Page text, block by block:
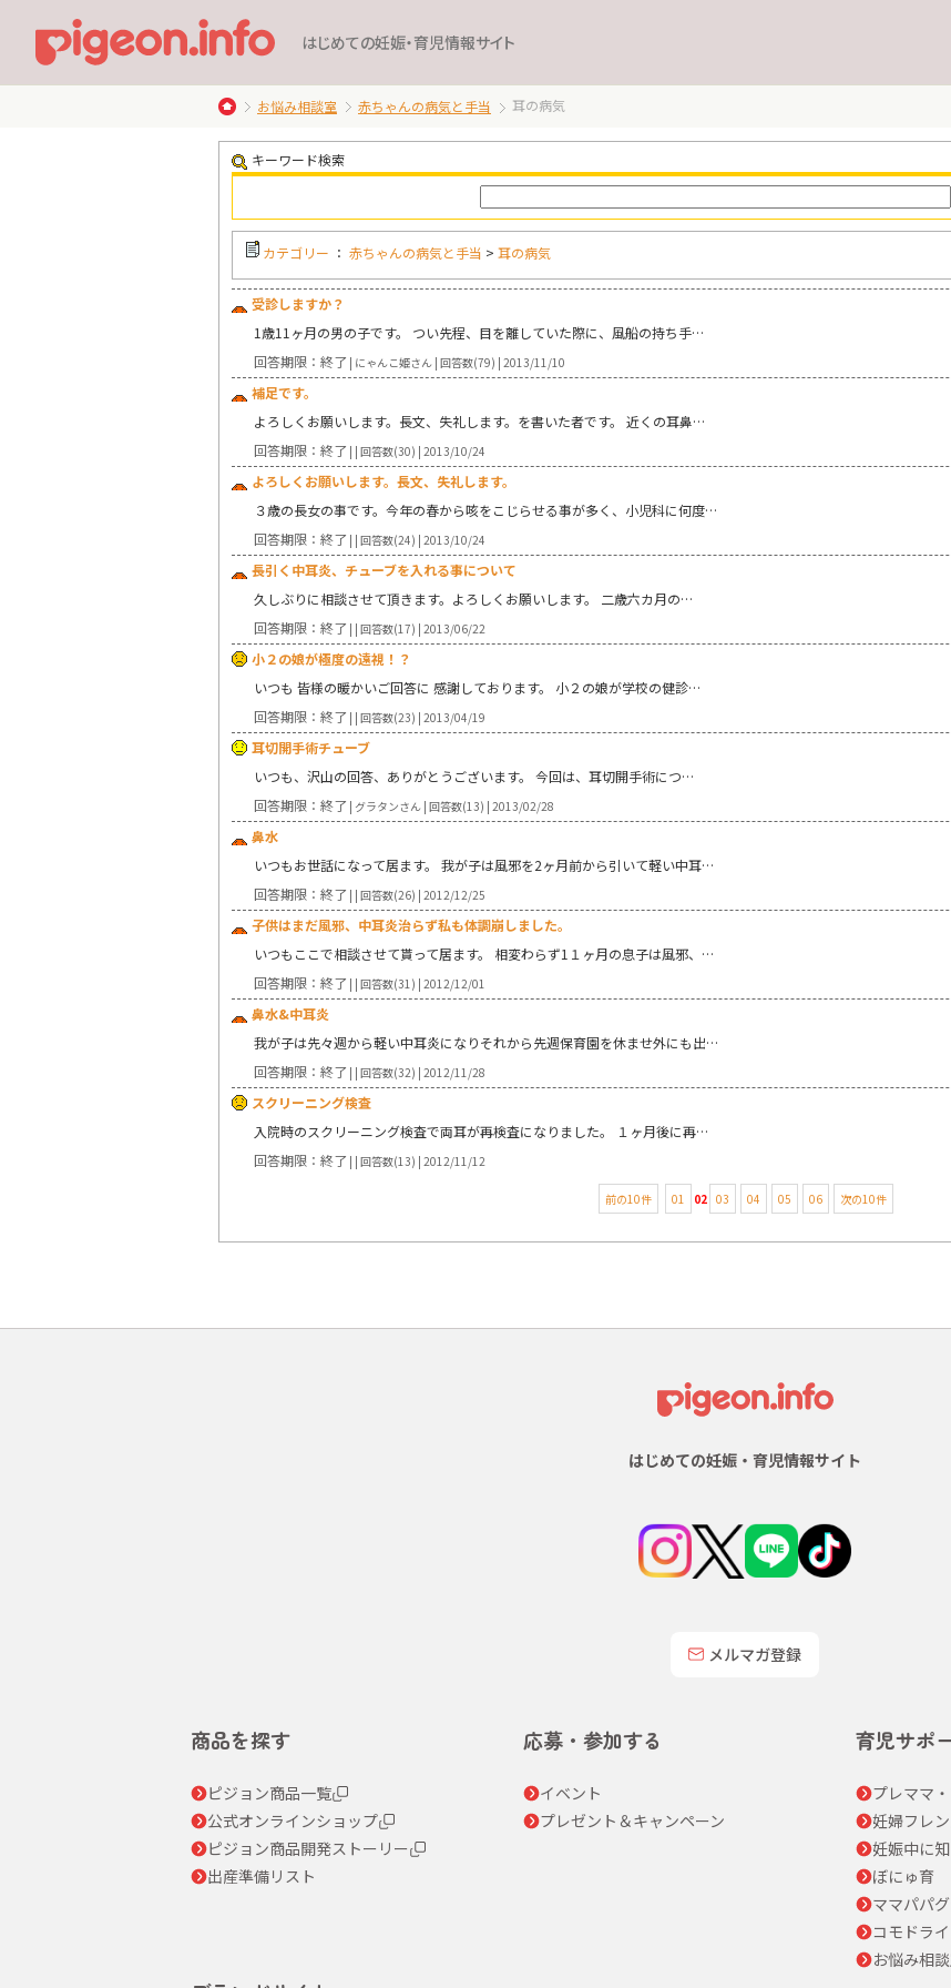
はじめての妊娠・育児情報サイト
お悩み相談室 赤ちゃんの病気と手当 耳の病気
キーワード検索
カテゴリー ： 赤ちゃんの病気と手当 > 耳の病気
受診しますか？
1歳11ヶ月の男の子です。 つい先程、目を離していた際に、風船の持ち手…
回答期限：終了 | にゃんこ姫さん | 回答数(79) | 2013/11/10
補足です。
よろしくお願いします。長文、失礼します。を書いた者です。 近くの耳鼻…
回答期限：終了 | | 回答数(30) | 2013/10/24
よろしくお願いします。長文、失礼します。
３歳の長女の事です。今年の春から咳をこじらせる事が多く、小児科に何度…
回答期限：終了 | | 回答数(24) | 2013/10/24
長引く中耳炎、チューブを入れる事について
久しぶりに相談させて頂きます。よろしくお願いします。 二歳六カ月の…
回答期限：終了 | | 回答数(17) | 2013/06/22
小２の娘が極度の遠視！？
いつも 皆様の暖かいご回答に 感謝しております。 小２の娘が学校の健診…
回答期限：終了 | | 回答数(23) | 2013/04/19
耳切開手術チューブ
いつも、沢山の回答、ありがとうございます。 今回は、耳切開手術につ…
回答期限：終了 | グラタンさん | 回答数(13) | 2013/02/28
鼻水
いつもお世話になって居ます。 我が子は風邪を2ヶ月前から引いて軽い中耳…
回答期限：終了 | | 回答数(26) | 2012/12/25
子供はまだ風邪、中耳炎治らず私も体調崩しました。
いつもここで相談させて貰って居ます。 相変わらず1１ヶ月の息子は風邪、…
回答期限：終了 | | 回答数(31) | 2012/12/01
鼻水&中耳炎
我が子は先々週から軽い中耳炎になりそれから先週保育園を休ませ外にも出…
回答期限：終了 | | 回答数(32) | 2012/11/28
スクリーニング検査
入院時のスクリーニング検査で両耳が再検査になりました。 １ヶ月後に再…
回答期限：終了 | | 回答数(13) | 2012/11/12
前の10件 01 02 03 04 05 06 次の10件
はじめての妊娠・育児情報サイト
メルマガ登録
商品を探す
ピジョン商品一覧
公式オンラインショップ
ピジョン商品開発ストーリー
出産準備リスト
応募・参加する
イベント
プレゼント＆キャンペーン
育児サポ
プレママ
妊婦フレ
妊娠中に
ぼにゅ育
ママパパ
コモドラ
お悩み相